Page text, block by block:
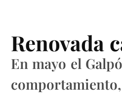
Renovada
En mayo el